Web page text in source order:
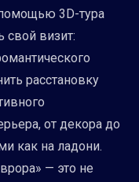
3D-тура
свой визит:
расстановку
от декора до
как на ладони.
— это не